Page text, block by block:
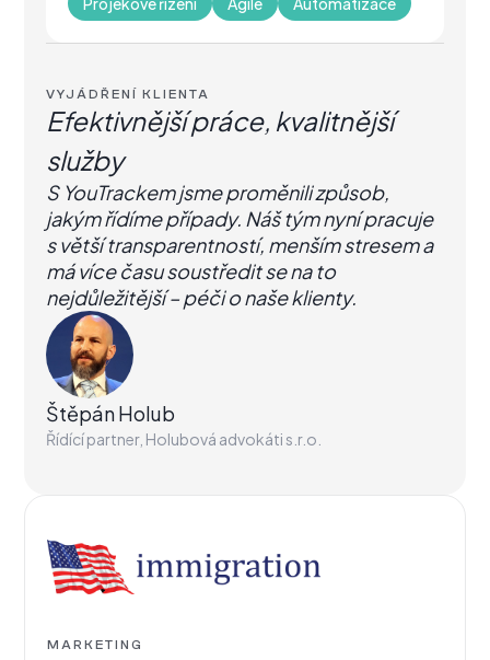
VYJÁDŘENÍ KLIENTA
Efektivnější práce, kvalitnější
služby
S YouTrackem jsme proměnili způsob,
jakým řídíme případy. Náš tým nyní pracuje
s větší transparentností, menším stresem a
má více času soustředit se na to
nejdůležitější – péči o naše klienty.
Štěpán Holub
Řídící partner, Holubová advokáti s.r.o.
MARKETING